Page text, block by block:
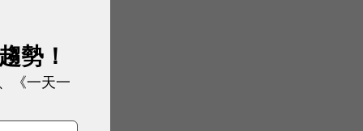
勢！
《一天一